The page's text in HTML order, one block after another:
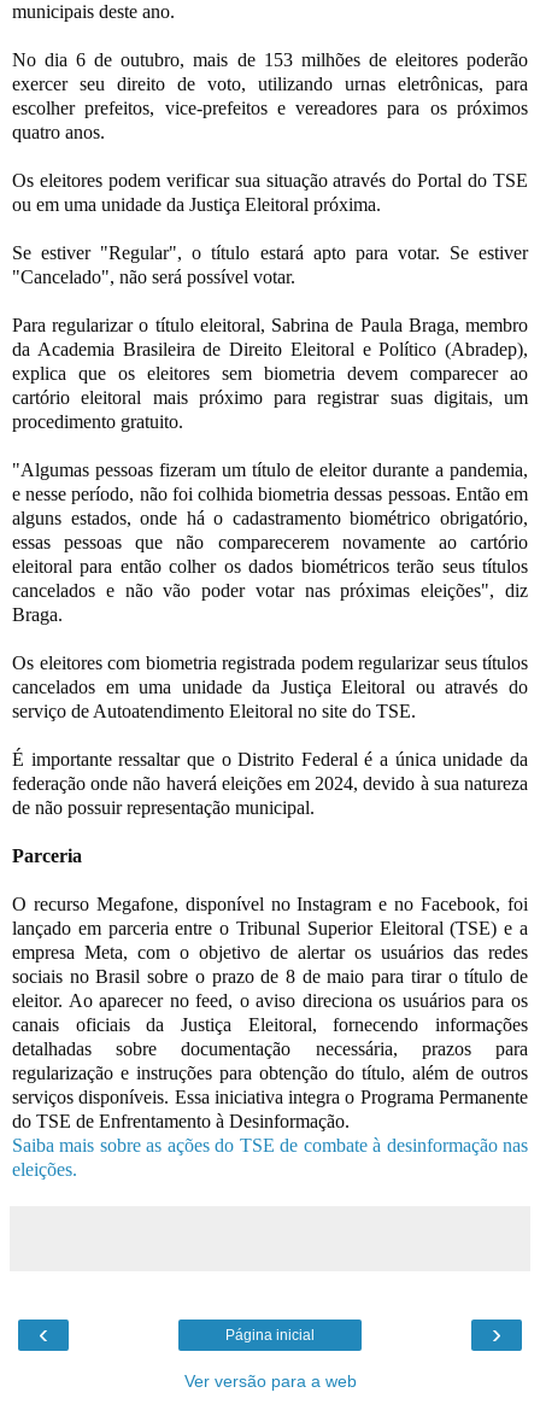
municipais deste ano.
No dia 6 de outubro, mais de 153 milhões de eleitores poderão
exercer seu direito de voto, utilizando urnas eletrônicas, para
escolher prefeitos, vice-prefeitos e vereadores para os próximos
quatro anos.
Os eleitores podem verificar sua situação através do Portal do TSE
ou em uma unidade da Justiça Eleitoral próxima.
Se estiver "Regular", o título estará apto para votar. Se estiver
"Cancelado", não será possível votar.
Para regularizar o título eleitoral, Sabrina de Paula Braga, membro
da Academia Brasileira de Direito Eleitoral e Político (Abradep),
explica que os eleitores sem biometria devem comparecer ao
cartório eleitoral mais próximo para registrar suas digitais, um
procedimento gratuito.
"Algumas pessoas fizeram um título de eleitor durante a pandemia,
e nesse período, não foi colhida biometria dessas pessoas. Então em
alguns estados, onde há o cadastramento biométrico obrigatório,
essas pessoas que não comparecerem novamente ao cartório
eleitoral para então colher os dados biométricos terão seus títulos
cancelados e não vão poder votar nas próximas eleições", diz
Braga.
Os eleitores com biometria registrada podem regularizar seus títulos
cancelados em uma unidade da Justiça Eleitoral ou através do
serviço de Autoatendimento Eleitoral no site do TSE.
É importante ressaltar que o Distrito Federal é a única unidade da
federação onde não haverá eleições em 2024, devido à sua natureza
de não possuir representação municipal.
Parceria
O recurso Megafone, disponível no Instagram e no Facebook, foi
lançado em parceria entre o Tribunal Superior Eleitoral (TSE) e a
empresa Meta, com o objetivo de alertar os usuários das redes
sociais no Brasil sobre o prazo de 8 de maio para tirar o título de
eleitor. Ao aparecer no feed, o aviso direciona os usuários para os
canais oficiais da Justiça Eleitoral, fornecendo informações
detalhadas sobre documentação necessária, prazos para
regularização e instruções para obtenção do título, além de outros
serviços disponíveis. Essa iniciativa integra o Programa Permanente
do TSE de Enfrentamento à Desinformação.
Saiba mais sobre as ações do TSE de combate à desinformação nas
eleições.
‹ ›
Página inicial
Ver versão para a web